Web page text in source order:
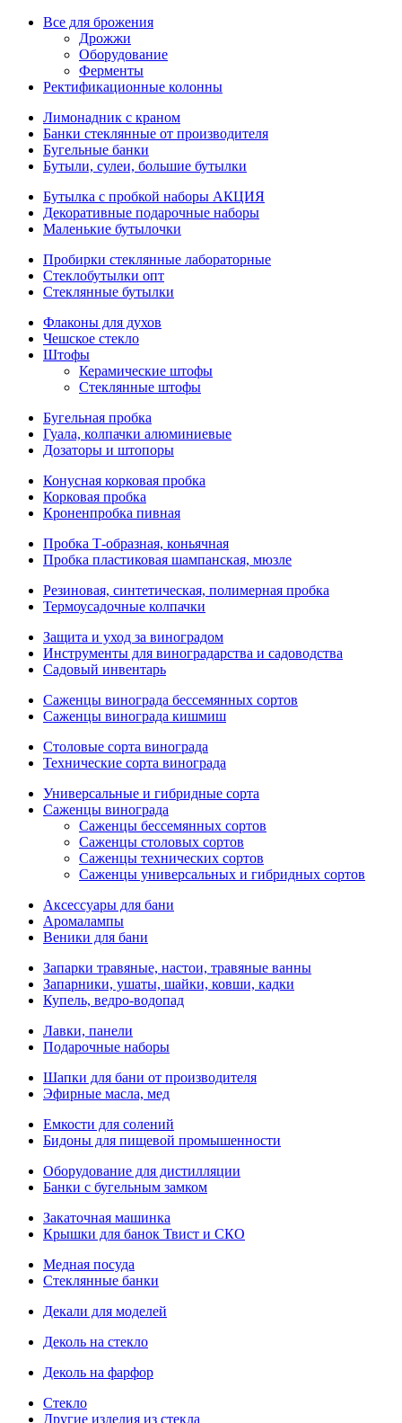
Все для брожения
Дрожжи
Оборудование
Ферменты
Ректификационные колонны
Лимонадник с краном
Банки стеклянные от производителя
Бугельные банки
Бутыли, сулеи, большие бутылки
Бутылка с пробкой наборы АКЦИЯ
Декоративные подарочные наборы
Маленькие бутылочки
Пробирки стеклянные лабораторные
Стеклобутылки опт
Стеклянные бутылки
Флаконы для духов
Чешское стекло
Штофы
Керамические штофы
Стеклянные штофы
Бугельная пробка
Гуала, колпачки алюминиевые
Дозаторы и штопоры
Конусная корковая пробка
Корковая пробка
Кроненпробка пивная
Пробка Т-образная, коньячная
Пробка пластиковая шампанская, мюзле
Резиновая, синтетическая, полимерная пробка
Термоусадочные колпачки
Защита и уход за виноградом
Инструменты для виноградарства и садоводства
Садовый инвентарь
Саженцы винограда бессемянных сортов
Саженцы винограда кишмиш
Столовые сорта винограда
Технические сорта винограда
Универсальные и гибридные сорта
Саженцы винограда
Саженцы бессемянных сортов
Саженцы столовых сортов
Саженцы технических сортов
Саженцы универсальных и гибридных сортов
Аксессуары для бани
Аромалампы
Веники для бани
Запарки травяные, настои, травяные ванны
Запарники, ушаты, шайки, ковши, кадки
Купель, ведро-водопад
Лавки, панели
Подарочные наборы
Шапки для бани от производителя
Эфирные масла, мед
Емкости для солений
Бидоны для пищевой промышенности
Оборудование для дистилляции
Банки с бугельным замком
Закаточная машинка
Крышки для банок Твист и СКО
Медная посуда
Стеклянные банки
Декали для моделей
Деколь на стекло
Деколь на фарфор
Стекло
Другие изделия из стекла